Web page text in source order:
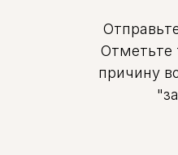
Отметьте
причину